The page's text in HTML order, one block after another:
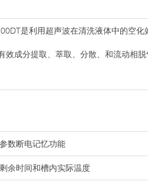
是利用超声波在清洗液体中的空
效成分提取、萃取、分散、和流动相
数断电记忆功能
余时间和槽内实际温度